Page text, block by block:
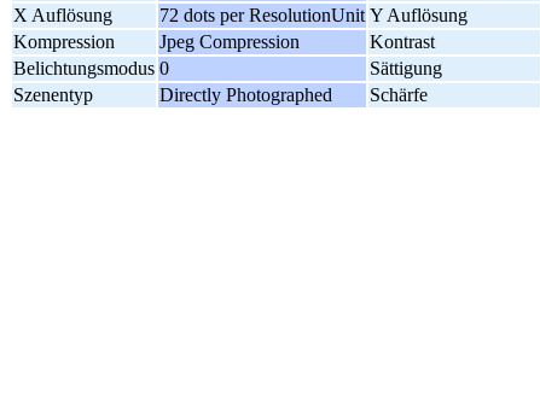
X Auflösung
72 dots per ResolutionUnit Y Auflösung
Kompression
Jpeg Compression Kontrast
Belichtungsmodus 0 Sättigung
Szenentyp
Directly Photographed Schärfe